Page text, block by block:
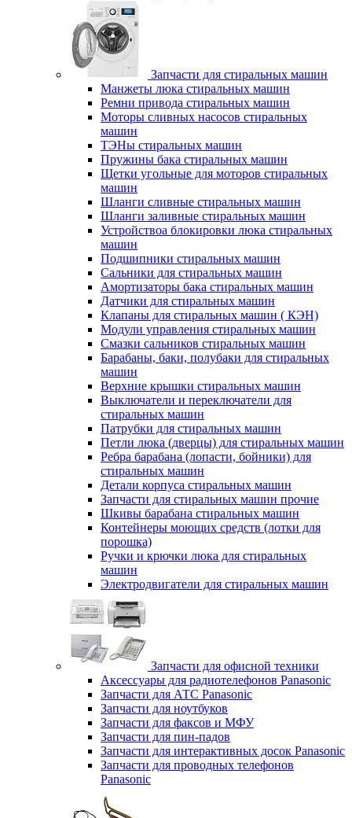
Запчасти для стиральных машин
Манжеты люка стиральных машин
Ремни привода стиральных машин
Моторы сливных насосов стиральных
машин
ТЭНы стиральных машин
Пружины бака стиральных машин
Щетки угольные для моторов стиральных
машин
Шланги сливные стиральных машин
Шланги заливные стиральных машин
Устройствоа блокировки люка стиральных
машин
Подшипники стиральных машин
Сальники для стиральных машин
Амортизаторы бака стиральных машин
Датчики для стиральных машин
Клапаны для стиральных машин ( КЭН)
Модули управления стиральных машин
Смазки сальников стиральных машин
Барабаны, баки, полубаки для стиральных
машин
Верхние крышки стиральных машин
Выключатели и переключатели для
стиральных машин
Патрубки для стиральных машин
Петли люка (дверцы) для стиральных машин
Ребра барабана (лопасти, бойники) для
стиральных машин
Детали корпуса стиральных машин
Запчасти для стиральных машин прочие
Шкивы барабана стиральных машин
Контейнеры моющих средств (лотки для
порошка)
Ручки и крючки люка для стиральных
машин
Электродвигатели для стиральных машин
Запчасти для офисной техники
Аксессуары для радиотелефонов Panasonic
Запчасти для АТС Panasonic
Запчасти для ноутбуков
Запчасти для факсов и МФУ
Запчасти для пин-падов
Запчасти для интерактивных досок Panasonic
Запчасти для проводных телефонов
Panasonic